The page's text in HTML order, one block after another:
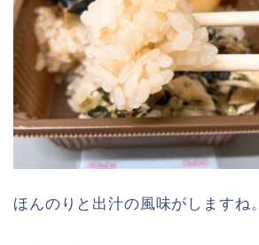
ほんのりと出汁の風味がしますね。